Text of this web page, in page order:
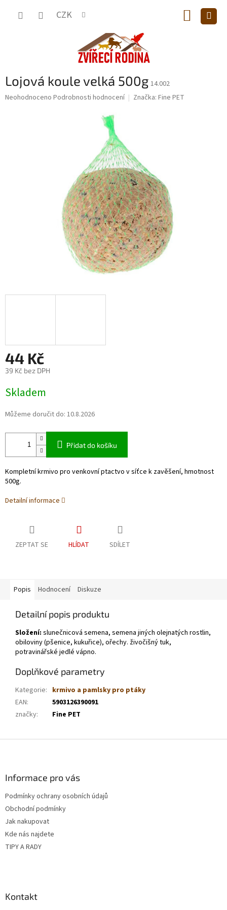
CZK
KOŠÍK
Lojová koule velká 500g 14.002
Průměrné
Neohodnoceno Podrobnosti hodnocení Značka: Fine PET
44 Kč
39 Kč bez DPH
cena:
Skladem
Můžeme doručit do: 10.8.2026
Přidat do košíku
Kompletní krmivo pro venkovní ptactvo v síťce k zavěšení, hmotnost
500g.
Detailní informace
ZEPTAT SE HLÍDAT SDÍLET
Popis Hodnocení Diskuze
Detailní popis produktu
Složení: slunečnicová semena, semena jiných olejnatých rostlin,
obiloviny (pšenice, kukuřice), ořechy. živočišný tuk,
potravinářské jedlé vápno.
Doplňkové parametry
Kategorie: krmivo a pamlsky pro ptáky
EAN:
5903126390091
značky: Fine PET
Informace pro vás
Podmínky ochrany osobních údajů
Obchodní podmínky
Jak nakupovat
Kde nás najdete
TIPY A RADY
Kontakt